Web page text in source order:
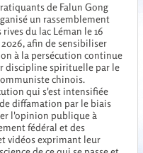
de Falun Gong
un rassemblement
rives du lac Léman le 16
afin de sensibiliser
à la persécution continue
discipline spirituelle par le
chinois.
qui s'est intensifiée
diffamation par le biais
l'opinion publique à
fédéral et des
vidéos exprimant leur